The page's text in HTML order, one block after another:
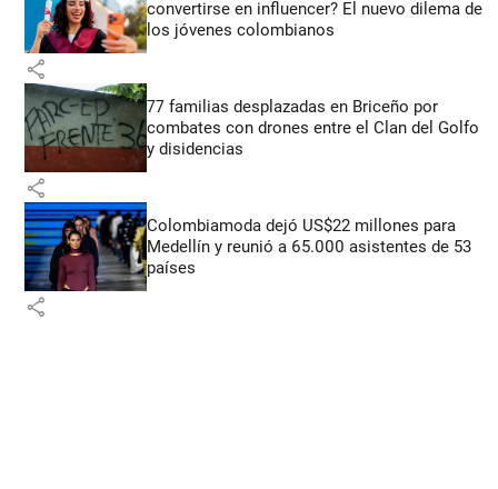
convertirse en influencer? El nuevo dilema de
los jóvenes colombianos
share
77 familias desplazadas en Briceño por
combates con drones entre el Clan del Golfo
y disidencias
share
Colombiamoda dejó US$22 millones para
Medellín y reunió a 65.000 asistentes de 53
países
share